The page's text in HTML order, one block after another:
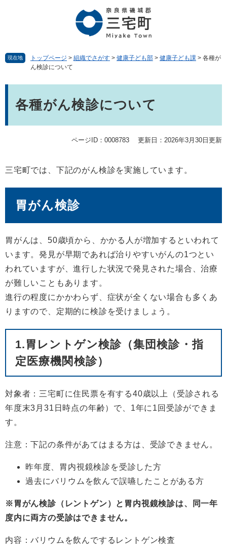
現在地 トップページ > 組織でさがす > 健康子ども部 > 健康子ども課 > 各種が
ん検診について
各種がん検診について
ページID：0008783 更新日：2026年3月30日更新
三宅町では、下記のがん検診を実施しています。
胃がん検診
胃がんは、50歳頃から、かかる人が増加するといわれて
います。発見が早期であれば治りやすいがんの1つとい
われていますが、進行した状況で発見された場合、治療
が難しいこともあります。
進行の程度にかかわらず、症状が全くない場合も多くあ
りますので、定期的に検診を受けましょう。
1.胃レントゲン検診（集団検診・指
定医療機関検診）
対象者：三宅町に住民票を有する40歳以上（受診される
年度末3月31日時点の年齢）で、1年に1回受診ができま
す。
注意：下記の条件があてはまる方は、受診できません。
昨年度、胃内視鏡検診を受診した方
過去にバリウムを飲んで誤嚥したことがある方
※胃がん検診（レントゲン）と胃内視鏡検診は、同一年
度内に両方の受診はできません。
内容：バリウムを飲んでするレントゲン検査